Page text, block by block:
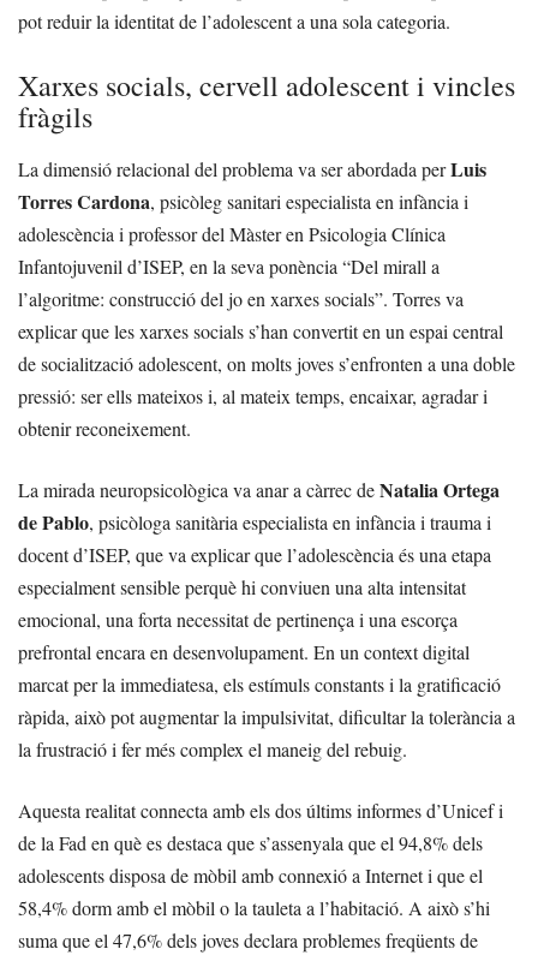
pot reduir la identitat de l’adolescent a una sola categoria.
Xarxes socials, cervell adolescent i vincles
fràgils
La dimensió relacional del problema va ser abordada perLuis
Torres Cardona, psicòleg sanitari especialista en infància i
adolescència i professor del Màster en Psicologia Clínica
Infantojuvenil d’ISEP, en la seva ponència “Del mirall a
l’algoritme: construcció del jo en xarxes socials”. Torres va
explicar que les xarxes socials s’han convertit en un espai central
de socialització adolescent, on molts joves s’enfronten a una doble
pressió: ser ells mateixos i, al mateix temps, encaixar, agradar i
obtenir reconeixement.
La mirada neuropsicològica va anar a càrrec deNatalia Ortega
de Pablo, psicòloga sanitària especialista en infància i trauma i
docent d’ISEP, que va explicar que l’adolescència és una etapa
especialment sensible perquè hi conviuen una alta intensitat
emocional, una forta necessitat de pertinença i una escorça
prefrontal encara en desenvolupament. En un context digital
marcat per la immediatesa, els estímuls constants i la gratificació
ràpida, això pot augmentar la impulsivitat, dificultar la tolerància a
la frustració i fer més complex el maneig del rebuig.
Aquesta realitat connecta amb els dos últims informes d’Unicef i
de la Fad en què es destaca que s’assenyala que el 94,8% dels
adolescents disposa de mòbil amb connexió a Internet i que el
58,4% dorm amb el mòbil o la tauleta a l’habitació. A això s’hi
suma que el 47,6% dels joves declara problemes freqüents de